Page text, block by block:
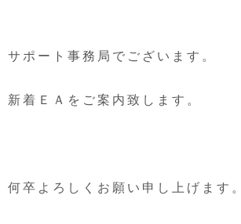
サポート事務局でございます。
新着ＥＡをご案内致します。
何卒よろしくお願い申し上げます。